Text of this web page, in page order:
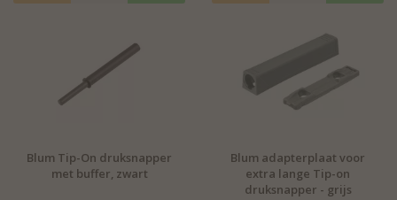
Blum Tip-On druksnapper
met buffer, zwart
Blum adapterplaat voor
extra lange Tip-on
druksnapper - grijs